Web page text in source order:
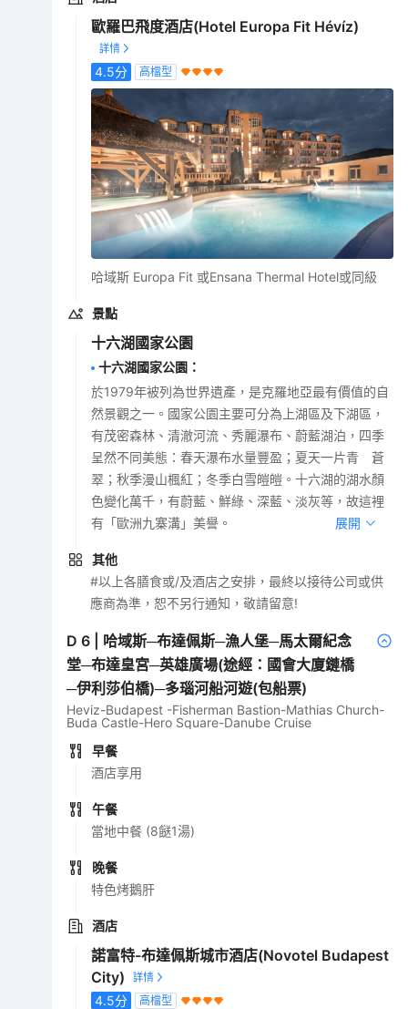
歐羅巴飛度酒店(Hotel Europa Fit Hévíz)
4.5分 高檔型
哈域斯 Europa Fit 或Ensana Thermal Hotel或同級
景點
十六湖國家公園
十六湖國家公園 ：
於1979年被列為世界遺產，是克羅地亞最有價值的自
然景觀之一。國家公園主要可分為上湖區及下湖區，
有茂密森林、清澈河流、秀麗瀑布、蔚藍湖泊，四季
呈然不同美態：春天瀑布水量豐盈；夏天一片青 蒼
翠；秋季漫山楓紅；冬季白雪皚皚。十六湖的湖水顏
色變化萬千，有蔚藍、鮮綠、深藍、淡灰等，故這裡
有「歐洲九寨溝」美譽。
展開
其他
#以上各膳食或/及酒店之安排，最終以接待公司或供
應商為準，恕不另行通知，敬請留意!
D6
哈域斯─布達佩斯─漁人堡─馬太爾紀念
堂─布達皇宮─英雄廣場(途經：國會大廈鏈橋
─伊利莎伯橋)─多瑙河船河遊(包船票)
Heviz-Budapest -Fisherman Bastion-Mathias Church-
Buda Castle-Hero Square-Danube Cruise
早餐
酒店享用
午餐
當地中餐 (8餸1湯)
晚餐
特色烤鵝肝
酒店
諾富特-布達佩斯城市酒店(Novotel Budapest
City)
4.5分 高檔型